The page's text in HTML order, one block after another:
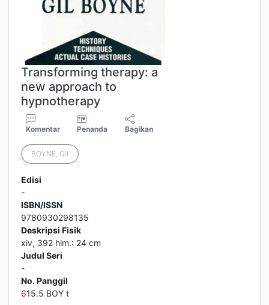
Transforming therapy: a
new approach to
hypnotherapy
Komentar Penanda Bagikan
BOYNE, Gil
Edisi
-
ISBN/ISSN
9780930298135
Deskripsi Fisik
xiv, 392 hlm.: 24 cm
Judul Seri
-
No. Panggil
615.5 BOY t